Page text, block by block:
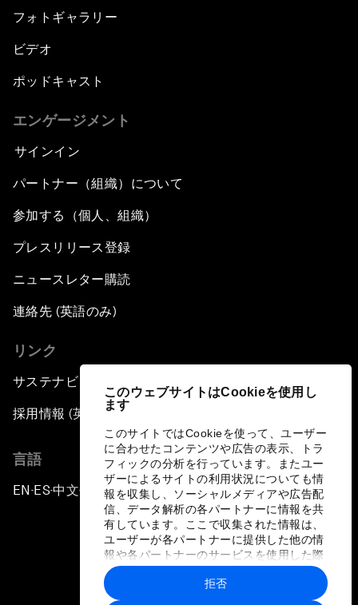
このウェブサイトはCookieを使用し
ます
このサイトではCookieを使って、ユーザー
に合わせたコンテンツや広告の表示、トラ
フィックの分析を行っています。またユー
ザーによるサイトの利用状況についても情
報を収集し、ソーシャルメディアや広告配
信、データ解析の各パートナーに情報を共
有しています。ここで収集された情報は、
ユーザーが各パートナーに提供した他の情
報や各パートナーのサービスを使用した際
に収集された情報と組み合わされ、各パー
トナーによって使用されることがありま
す。
拒否
フォトギャラリー
ビデオ
ポッドキャスト
エンゲージメント
サインイン
パートナー（組織）について
参加する（個人、組織）
プレスリリース登録
ニュースレター購読
連絡先 (英語のみ)
リンク
サステナビリティへの取り組み
採用情報 (英語のみ)
言語
EN ▪ES▪中文▪ 日本語
プライバシーポリシーと利用規約